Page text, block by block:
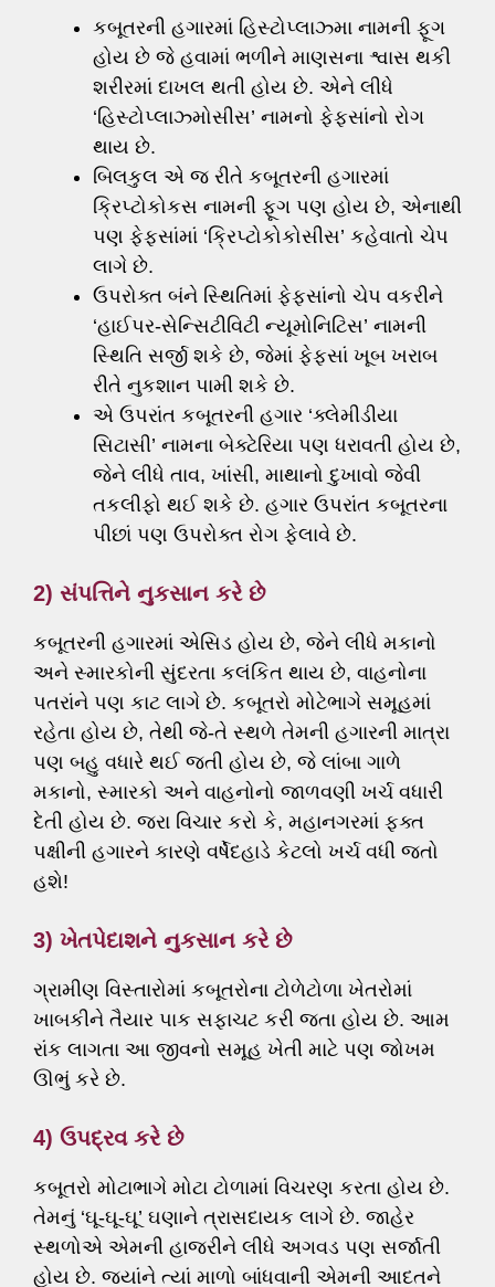
કબૂતરની હગારમાં હિસ્ટોપ્લાઝ્મા નામની ફૂગ
હોય છે જે હવામાં ભળીને માણસના શ્વાસ થકી
શરીરમાં દાખલ થતી હોય છે. એને લીધે
‘હિસ્ટોપ્લાઝ્મોસીસ’ નામનો ફેફસાંનો રોગ
થાય છે.
બિલકુલ એ જ રીતે કબૂતરની હગારમાં
ક્રિપ્ટોકોકસ નામની ફૂગ પણ હોય છે, એનાથી
પણ ફેફસાંમાં ‘ક્રિપ્ટોકોકોસીસ’ કહેવાતો ચેપ
લાગે છે.
ઉપરોક્ત બંને સ્થિતિમાં ફેફસાંનો ચેપ વકરીને
‘હાઈપર-સેન્સિટીવિટી ન્યૂમોનિટિસ’ નામની
સ્થિતિ સર્જી શકે છે, જેમાં ફેફસાં ખૂબ ખરાબ
રીતે નુકશાન પામી શકે છે.
એ ઉપરાંત કબૂતરની હગાર ‘ક્લેમીડીયા
સિટાસી’ નામના બેક્ટેરિયા પણ ધરાવતી હોય છે,
જેને લીધે તાવ, ખાંસી, માથાનો દુખાવો જેવી
તકલીફો થઈ શકે છે. હગાર ઉપરાંત કબૂતરના
પીછાં પણ ઉપરોક્ત રોગ ફેલાવે છે.
2) સંપત્તિને નુકસાન કરે છે
કબૂતરની હગારમાં એસિડ હોય છે, જેને લીધે મકાનો
અને સ્મારકોની સુંદરતા કલંકિત થાય છે, વાહનોના
પતરાંને પણ કાટ લાગે છે. કબૂતરો મોટેભાગે સમૂહમાં
રહેતા હોય છે, તેથી જે-તે સ્થળે તેમની હગારની માત્રા
પણ બહુ વધારે થઈ જતી હોય છે, જે લાંબા ગાળે
મકાનો, સ્મારકો અને વાહનોનો જાળવણી ખર્ચ વધારી
દેતી હોય છે. જરા વિચાર કરો કે, મહાનગરમાં ફક્ત
પક્ષીની હગારને કારણે વર્ષેદહાડે કેટલો ખર્ચ વધી જતો
હશે!
3) ખેતપેદાશને નુકસાન કરે છે
ગ્રામીણ વિસ્તારોમાં કબૂતરોના ટોળેટોળા ખેતરોમાં
ખાબકીને તૈયાર પાક સફાચટ કરી જતા હોય છે. આમ
રાંક લાગતા આ જીવનો સમૂહ ખેતી માટે પણ જોખમ
ઊભું કરે છે.
4) ઉપદ્રવ કરે છે
કબૂતરો મોટાભાગે મોટા ટોળામાં વિચરણ કરતા હોય છે.
તેમનું ‘ઘૂ-ઘૂ-ઘૂ’ ઘણાને ત્રાસદાયક લાગે છે. જાહેર
સ્થળોએ એમની હાજરીને લીધે અગવડ પણ સર્જાતી
હોય છે. જ્યાંને ત્યાં માળો બાંધવાની એમની આદતને